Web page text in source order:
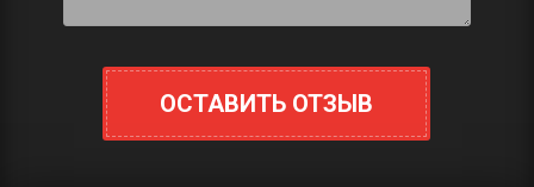
ОСТАВИТЬ ОТЗЫВ